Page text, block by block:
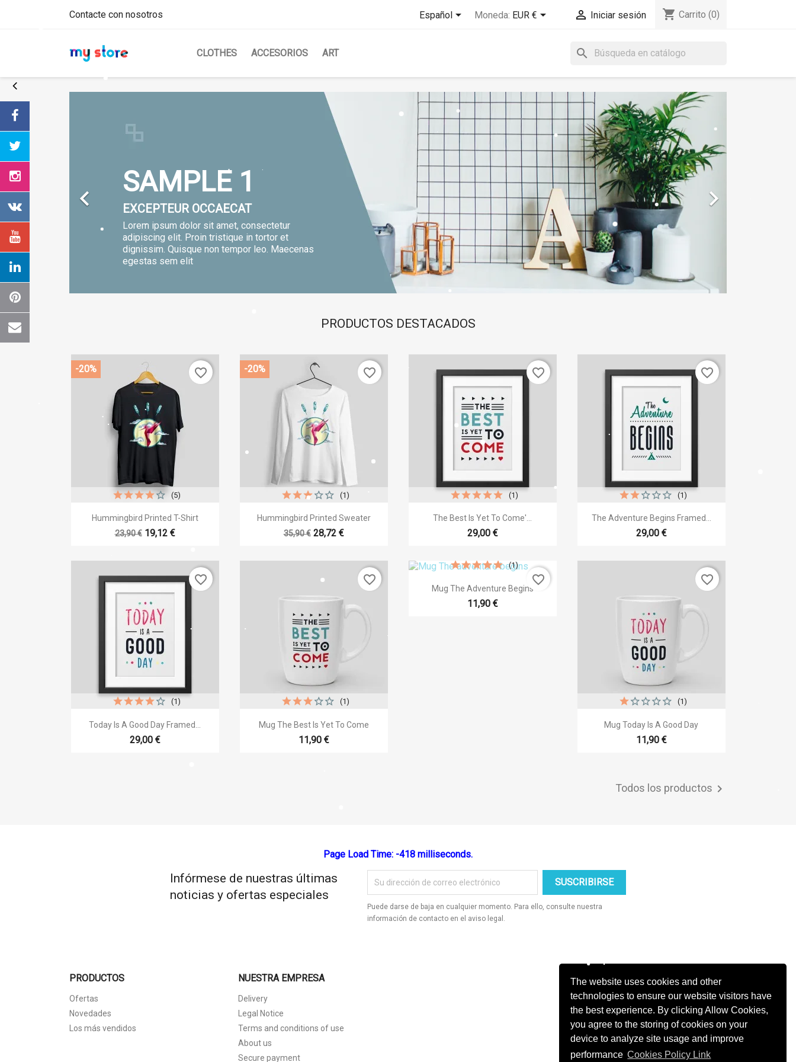
The website uses cookies and other
technologies to ensure our website visitors have
the best experience. By clicking Allow Cookies,
you agree to the storing of cookies on your
device to analyze site usage and improve
performance Cookies Policy Link
Contacte con nosotros Español Moneda: EUR €  Iniciar sesión shopping_cart Carrito (0)
CLOTHES ACCESORIOS ART search
SAMPLE 1
EXCEPTEUR OCCAECAT
Lorem ipsum dolor sit amet, consectetur
adipiscing elit. Proin tristique in tortor et
dignissim. Quisque non tempor leo. Maecenas
egestas sem elit
 
PRODUCTOS DESTACADOS
Vista rápida
Hummingbird Printed T-Shirt
23,90 € 19,12 €
(5)
-20% favorite_border
Vista rápida
Hummingbird Printed Sweater
35,90 € 28,72 €
(1)
-20% favorite_border
Vista rápida
The Best Is Yet To Come'...
29,00 €
(1)
favorite_border
Vista rápida
The Adventure Begins Framed...
29,00 €
(1)
favorite_border
 Vista rápida
Today Is A Good Day Framed...
29,00 €
(1)
favorite_border
Vista rápida
Mug The Best Is Yet To Come
11,90 €
(1)
favorite_border Vista rápida
Mug The Adventure Begins
11,90 €
(1)
favorite_border
Vista rápida
Mug Today Is A Good Day
11,90 €
(1)
favorite_border
Todos los productos 
Page Load Time: -418 milliseconds.
Infórmese de nuestras últimas
noticias y ofertas especiales
Puede darse de baja en cualquier momento. Para ello, consulte nuestra
información de contacto en el aviso legal.
PRODUCTOS
Ofertas
Novedades
Los más vendidos
NUESTRA EMPRESA
Delivery
Legal Notice
Terms and conditions of use
About us
Secure payment
Crear lista de deseos
Crear lista de deseos